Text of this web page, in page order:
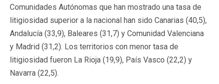
Comunidades Autónomas que han mostrado una tasa de
litigiosidad superior a la nacional han sido Canarias (40,5),
Andalucía (33,9), Baleares (31,7) y Comunidad Valenciana
y Madrid (31,2). Los territorios con menor tasa de
litigiosidad fueron La Rioja (19,9), País Vasco (22,2) y
Navarra (22,5).